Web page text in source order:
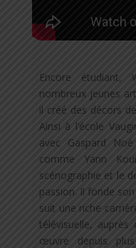
Encore étudiant,
nombreux jeunes
il créé des décors
Ainsi à l’école
avec Gaspard
comme Yann
scénographie et le
passion. Il fonde
suit une riche
télévisuelle, auprès
œuvre depuis